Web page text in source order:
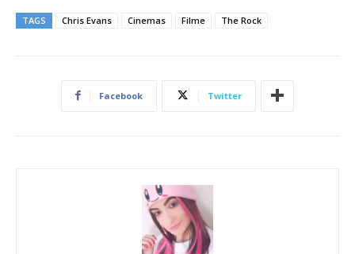
TAGS Chris Evans Cinemas Filme The Rock
Facebook Twitter